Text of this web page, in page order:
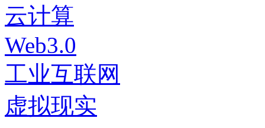
云计算
Web3.0
工业互联网
虚拟现实